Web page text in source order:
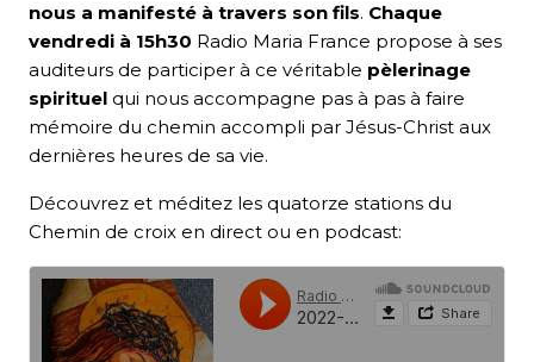
nous a manifesté à travers son fils. Chaque
vendredi à 15h30 Radio Maria France propose à ses
auditeurs de participer à ce véritable pèlerinage
spirituel qui nous accompagne pas à pas à faire
mémoire du chemin accompli par Jésus-Christ aux
dernières heures de sa vie.
Découvrez et méditez les quatorze stations du
Chemin de croix en direct ou en podcast: